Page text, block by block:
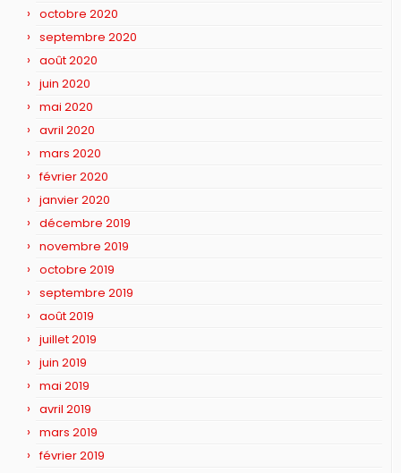
octobre 2020
septembre 2020
août 2020
juin 2020
mai 2020
avril 2020
mars 2020
février 2020
janvier 2020
décembre 2019
novembre 2019
octobre 2019
septembre 2019
août 2019
juillet 2019
juin 2019
mai 2019
avril 2019
mars 2019
février 2019